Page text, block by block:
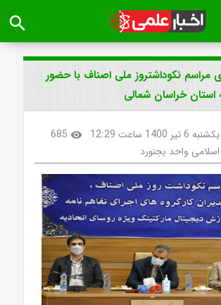
search
نکوداشتروز ملی اصناف با حضور
استان خراسان شمالی
یکشنبه 6 تیر 1400 ساعت 12:29 visibility
685
اسلامی واحد بجنورد